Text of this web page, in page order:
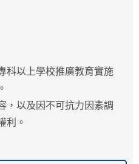
科以上學校推廣教育實施
，以及因不可抗力因素調
利。